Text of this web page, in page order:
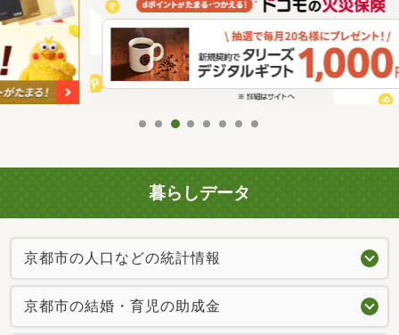
暮らしデータ
京都市の人口などの統計情報
京都市の結婚・育児の助成金